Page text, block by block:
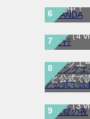
配信中！
ま行（4
ヤングエ
と公式で
鬼獄の夜
料で読め
Mee（3
ダンス・